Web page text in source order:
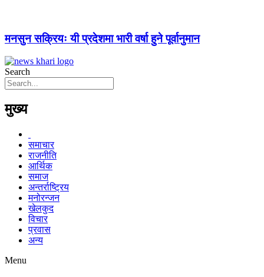
मनसुन सक्रियः यी प्रदेशमा भारी वर्षा हुने पूर्वानुमान
Search
मुख्य
समाचार
राजनीति
आर्थिक
समाज
अन्तर्राष्ट्रिय
मनोरन्जन
खेलकुद
विचार
प्रवास
अन्य
Menu